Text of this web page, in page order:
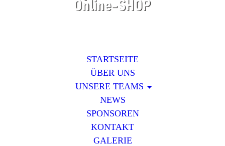
STARTSEITE
ÜBER UNS
UNSERE TEAMS
NEWS
SPONSOREN
KONTAKT
GALERIE